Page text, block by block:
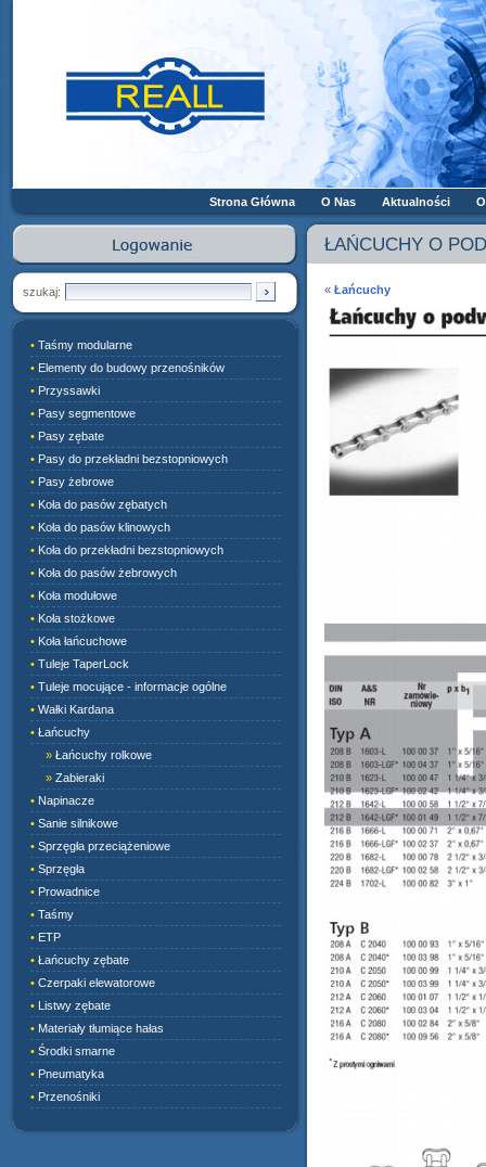
Aktualności
O Nas
Strona Główna
szukaj:
• Taśmy modularne
• Elementy do budowy przenośników
• Przyssawki
• Pasy segmentowe
• Pasy zębate
• Pasy do przekładni bezstopniowych
• Pasy żebrowe
• Koła do pasów zębatych
• Koła do pasów klinowych
• Koła do przekładni bezstopniowych
• Koła do pasów żebrowych
• Koła modułowe
• Koła stożkowe
• Koła łańcuchowe
• Tuleje TaperLock
• Tuleje mocujące - informacje ogólne
• Wałki Kardana
• Łańcuchy
» Łańcuchy rolkowe
» Zabieraki
• Napinacze
• Sanie silnikowe
• Sprzęgła przeciążeniowe
• Sprzęgła
• Prowadnice
• Taśmy
• ETP
• Łańcuchy zębate
• Czerpaki elewatorowe
• Listwy zębate
• Materiały tłumiące hałas
• Środki smarne
• Pneumatyka
• Przenośniki
ŁAŃCUCHY O
« Łańcuchy